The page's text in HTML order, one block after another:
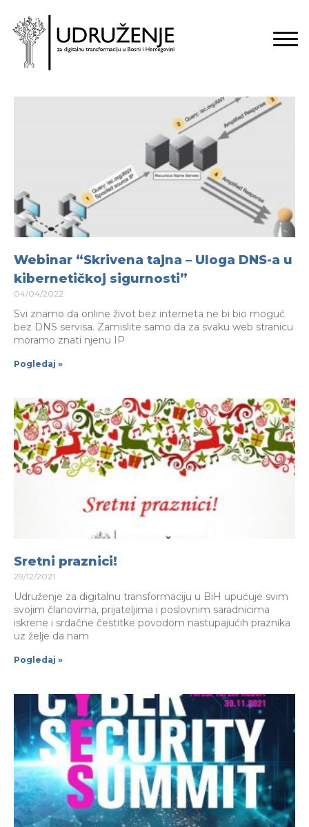
Webinar “Skrivena tajna – Uloga DNS-a u
kibernetičkoj sigurnosti”
04/04/2022
Svi znamo da online život bez interneta ne bi bio moguć
bez DNS servisa. Zamislite samo da za svaku web stranicu
moramo znati njenu IP
Pogledaj »
Sretni praznici!
29/12/2021
Udruženje za digitalnu transformaciju u BiH upućuje svim
svojim članovima, prijateljima i poslovnim saradnicima
iskrene i srdačne čestitke povodom nastupajućih praznika
uz želje da nam
Pogledaj »